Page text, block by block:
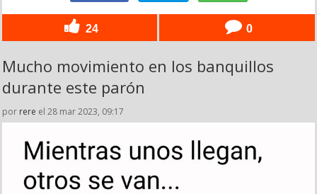
24 0
Mucho movimiento en los banquillos
durante este parón
por rere el 28 mar 2023, 09:17